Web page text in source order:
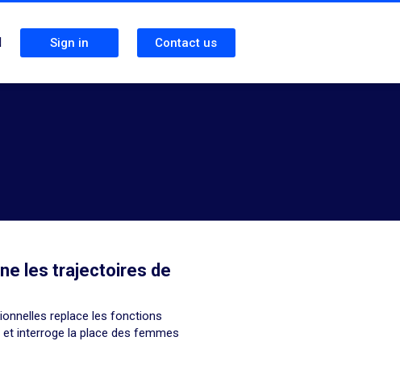
Sign in Contact us
les trajectoires de
replace les fonctions
interroge la place des femmes